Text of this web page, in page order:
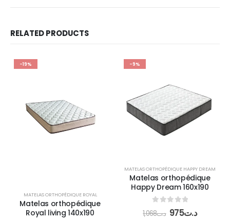
RELATED PRODUCTS
-19%
MATELAS ORTHOPÉDIQUE ROYAL
Matelas orthopédique
Royal living 140x190
-9%
MATELAS ORTHOPÉDIQUE HAPPY DREAM
Matelas orthopédique
Happy Dream 160x190
out of 5
د.ت1,068 د.ت975